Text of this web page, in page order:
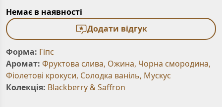
Немає в наявності
Додати відгук
Форма: Гіпс
Аромат: Фруктова слива, Ожина, Чорна смородина,
Фіолетові крокуси, Солодка ваніль, Мускус
Колекція: Blackberry & Saffron